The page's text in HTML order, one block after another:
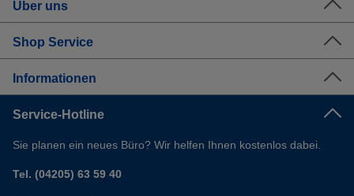
Über uns
Shop Service
Informationen
Service-Hotline
Sie planen ein neues Büro? Wir helfen Ihnen kostenlos dabei.
Tel. (04205) 63 59 40